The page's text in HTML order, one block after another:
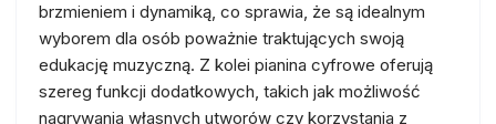
brzmieniem i dynamiką, co sprawia, że są idealnym
wyborem dla osób poważnie traktujących swoją
edukację muzyczną. Z kolei pianina cyfrowe oferują
szereg funkcji dodatkowych, takich jak możliwość
nagrywania własnych utworów czy korzystania z